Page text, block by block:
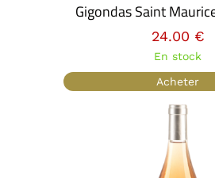
Gigondas Saint
24.00 €
En stock
Acheter